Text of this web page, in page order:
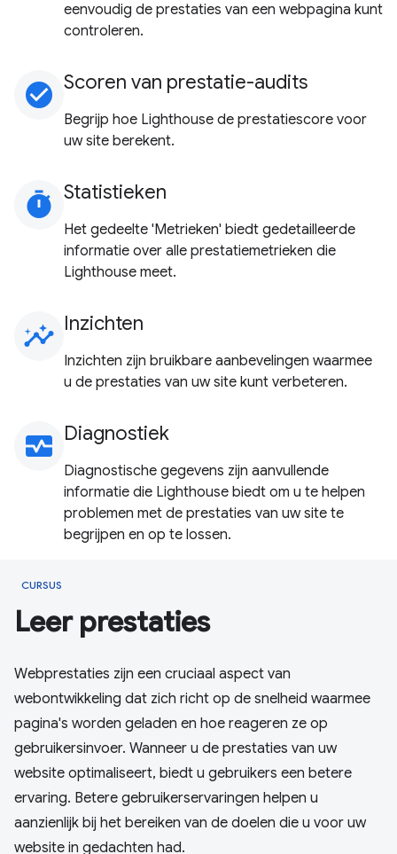
eenvoudig de prestaties van een webpagina kunt
controleren.
check_circle Scoren van prestatie-audits
Begrijp hoe Lighthouse de prestatiescore voor
uw site berekent.
timer Statistieken
Het gedeelte 'Metrieken' biedt gedetailleerde
informatie over alle prestatiemetrieken die
Lighthouse meet.
insights Inzichten
Inzichten zijn bruikbare aanbevelingen waarmee
u de prestaties van uw site kunt verbeteren.
monitor_heart Diagnostiek
Diagnostische gegevens zijn aanvullende
informatie die Lighthouse biedt om u te helpen
problemen met de prestaties van uw site te
begrijpen en op te lossen.
CURSUS
Leer prestaties
Webprestaties zijn een cruciaal aspect van
webontwikkeling dat zich richt op de snelheid waarmee
pagina's worden geladen en hoe reageren ze op
gebruikersinvoer. Wanneer u de prestaties van uw
website optimaliseert, biedt u gebruikers een betere
ervaring. Betere gebruikerservaringen helpen u
aanzienlijk bij het bereiken van de doelen die u voor uw
website in gedachten had.